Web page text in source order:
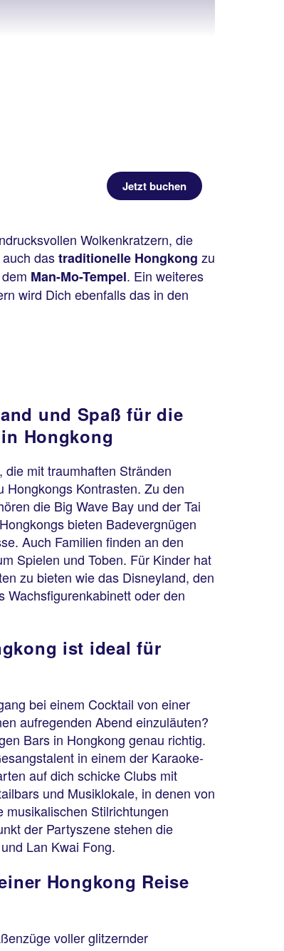
Jetzt buchen
Wolkenkratzern, die
dastraditionelle Hongkong zu
Man-Mo-Tempel. Ein weiteres
wird Dich ebenfalls das in den
und Spaß für die
Hongkong
mit traumhaften Stränden
Kontrasten. Zu den
die Big Wave Bay und der Tai
bieten Badevergnügen
Auch Familien finden an den
Spielen und Toben. Für Kinder hat
zu bieten wie das Disneyland, den
Wachsfigurenkabinett oder den
ist ideal für
bei einem Cocktail von einer
aufregenden Abend einzuläuten?
Bars in Hongkong genau richtig.
in einem der Karaoke-
auf dich schicke Clubs mit
und Musiklokale, in denen von
Stilrichtungen
der Partyszene stehen die
Lan Kwai Fong.
Hongkong Reise
voller glitzernder